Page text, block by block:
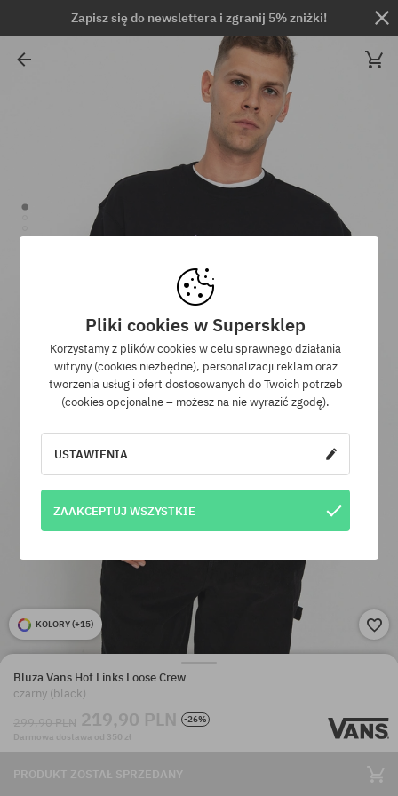
Zapisz się do newslettera i zgranij 5% zniżki!
KOLORY (+15)
Bluza Vans Hot Links Loose Crew
czarny (black)
299,90 PLN 219,90 PLN
-26%
Darmowa dostawa od 350 zł
PRODUKT ZOSTAŁ SPRZEDANY
Pliki cookies w Supersklep
Korzystamy z plików cookies w celu sprawnego działania
witryny (cookies niezbędne), personalizacji reklam oraz
tworzenia usług i ofert dostosowanych do Twoich potrzeb
(cookies opcjonalne – możesz na nie wyrazić zgodę).
USTAWIENIA
ZAAKCEPTUJ WSZYSTKIE